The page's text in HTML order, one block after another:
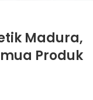
Madura,
Produk